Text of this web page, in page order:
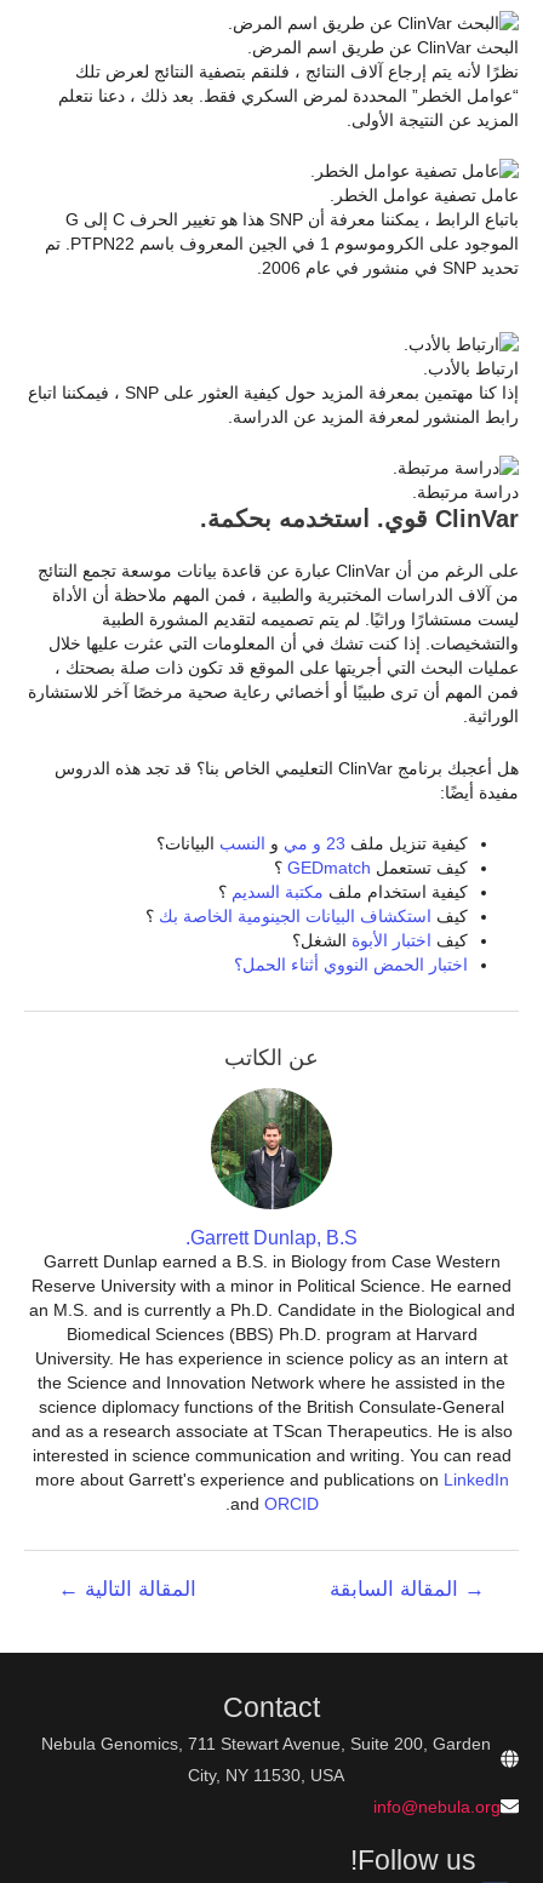
البحث ClinVar عن طريق اسم المرض.
نظرًا لأنه يتم إرجاع آلاف النتائج ، فلنقم بتصفية النتائج لعرض تلك
“عوامل الخطر” المحددة لمرض السكري فقط. بعد ذلك ، دعنا نتعلم
المزيد عن النتيجة الأولى.
عامل تصفية عوامل الخطر.
باتباع الرابط ، يمكننا معرفة أن SNP هذا هو تغيير الحرف C إلى G
الموجود على الكروموسوم 1 في الجين المعروف باسم PTPN22. تم
تحديد SNP في منشور في عام 2006.
ارتباط بالأدب.
إذا كنا مهتمين بمعرفة المزيد حول كيفية العثور على SNP ، فيمكننا اتباع
رابط المنشور لمعرفة المزيد عن الدراسة.
دراسة مرتبطة.
ClinVar قوي. استخدمه بحكمة.
على الرغم من أن ClinVar عبارة عن قاعدة بيانات موسعة تجمع النتائج
من آلاف الدراسات المختبرية والطبية ، فمن المهم ملاحظة أن الأداة
ليست مستشارًا وراثيًا. لم يتم تصميمه لتقديم المشورة الطبية
والتشخيصات. إذا كنت تشك في أن المعلومات التي عثرت عليها خلال
عمليات البحث التي أجريتها على الموقع قد تكون ذات صلة بصحتك ،
فمن المهم أن ترى طبيبًا أو أخصائي رعاية صحية مرخصًا آخر للاستشارة
الوراثية.
هل أعجبك برنامج ClinVar التعليمي الخاص بنا؟ قد تجد هذه الدروس
مفيدة أيضًا:
كيفية تنزيل ملف و النسب البيانات؟
كيف تستعمل
؟
كيفية استخدام ملف مكتبة السديم ؟
كيف استكشاف البيانات الجينومية الخاصة بك ؟
كيف اختبار الأبوة الشغل؟
اختبار الحمض النووي أثناء الحمل؟
عن الكاتب
Garrett Dunlap, B.S.
Garrett Dunlap earned a B.S. in Biology from Case Western
Reserve University with a minor in Political Science. He earned
an M.S. and is currently a Ph.D. Candidate in the Biological and
Biomedical Sciences (BBS) Ph.D. program at Harvard
University. He has experience in science policy as an intern at
the Science and Innovation Network where he assisted in the
science diplomacy functions of the British Consulate-General
and as a research associate at TScan Therapeutics. He is also
interested in science communication and writing. You can read
more about Garrett's experience and publications on LinkedIn
and ORCID
→ المقالة السابقة المقالة التالية ←
Contact
Nebula Genomics, 711 Stewart Avenue, Suite 200, Garden
City, NY 11530, USA
info@nebula.org
Follow us!